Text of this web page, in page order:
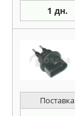
1 дн.
Поставка